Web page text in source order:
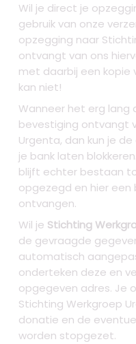
Wil je direct je
gebruik van onze
opzegging naar
ontvangt van ons
met daarbij een kopie
kan niet!
Wanneer het erg lang
bevestiging ontvangt
Urgenta, dan kun je
je bank laten
blijft echter bestaan
opgezegd en hier
ontvangen.
Wil je Stichting
de gevraagde
automatisch
onderteken deze en
opgegeven adres. Je
Stichting Werkgroep
donatie en de
worden stopgezet.